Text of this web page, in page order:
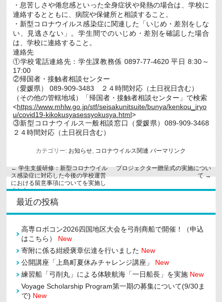
・息苦しさや倦怠感といった全身症状や発熱の場合は、学校に
連絡するとともに、病院や保健所と相談すること。
・新型コロナウイルス感染症に関連した「いじめ・差別をしな
い、見逃さない」。学生間でのいじめ・差別を確認した場合
は、学校に連絡すること。
連絡先
①学校電話連絡先：学生課教務係 0897-77-4620 平日 8:30～
17:00
②帰国者・接触者相談センター
（愛媛県） 089-909-3483 ２４時間対応（土日祝日含む）
（その他の管轄地域）「帰国者・接触者相談センター」で検索
<https://www.mhlw.go.jp/stf/seisakunitsuite/bunya/kenkou_iryo
u/covid19-kikokusyasessyokusya.html>
③新型コロナウイルス一般相談窓口（愛媛県）089-909-3468
２４時間対応（土日祝日含む）
カテゴリー: お知らせ コロナウイルス関連 パーマリンク
←学生支援研修：新型コロナウイル
ス感染症に対応した今後の学校運営
における留意事項についてを実施し
ました
プロジェクター贈呈式の実施につい
て→
最近の投稿
高専ロボコン2026四国地区大会を弓削商船で開催！（申込
はこちら） New
寄附に係る紺綬褒章伝達を行いました New
公開講座「上島町夏休みチャレンジ講座」
New
練習船「弓削丸」による体験航海「一日船長」を実施 New
Voyage Scholarship Program第一期の募集について(9/30ま
で) New